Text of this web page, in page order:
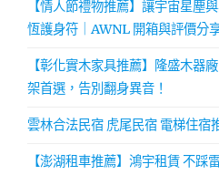
【情人節禮物推薦】讓宇宙星塵
恆護身符｜AWNL 開箱與評價分
【彰化實木家具推薦】隆盛木器
架首選，告別翻身異音！
雲林合法民宿 虎尾民宿 電梯住宿
【澎湖租車推薦】鴻宇租賃 不踩